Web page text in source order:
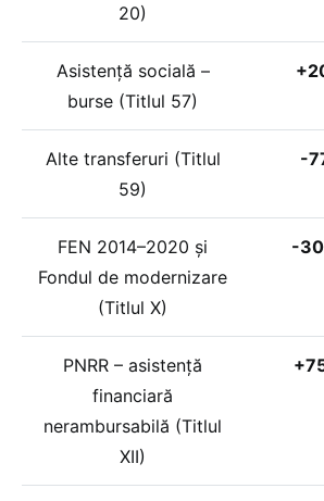
20)
Asistență socială –
burse (Titlul 57)
Alte transferuri (Titlul
59)
-
FEN 2014–2020 și
Fondul de modernizare
(Titlul X)
-
PNRR – asistență
financiară
nerambursabilă (Titlul
XII)